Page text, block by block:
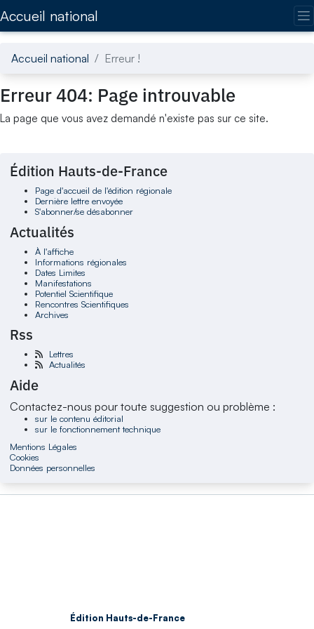
Accueil national
Accueil national Erreur !
Erreur 404: Page introuvable
La page que vous avez demandé n'existe pas sur ce site.
Édition Hauts-de-France
Page d'accueil de l'édition régionale
Dernière lettre envoyée
S'abonner/se désabonner
Actualités
À l'affiche
Informations régionales
Dates Limites
Manifestations
Potentiel Scientifique
Rencontres Scientifiques
Archives
Rss
Lettres
Actualités
Aide
Contactez-nous pour toute suggestion ou problème :
sur le contenu éditorial
sur le fonctionnement technique
Mentions Légales
Cookies
Données personnelles
Édition Hauts-de-France